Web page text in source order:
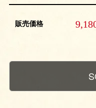
販売価格